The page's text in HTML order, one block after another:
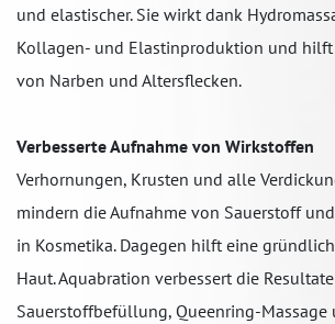
und elastischer. Sie wirkt dank
Kollagen- und Elastinproduktion und
von Narben und Altersflecken.
Verbesserte Aufnahme von Wirkstoffen
Verhornungen, Krusten und alle
mindern die Aufnahme von Sauerstoff
in Kosmetika. Dagegen hilft eine
Haut. Aquabration verbessert die
Sauerstoffbefüllung, Queenring-Massage